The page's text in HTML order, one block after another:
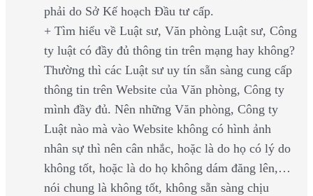
phải do Sở Kế hoạch Đầu tư cấp.
+ Tìm hiểu về Luật sư, Văn phòng Luật sư, Công
ty luật có đầy đủ thông tin trên mạng hay không?
Thường thì các Luật sư uy tín sẵn sàng cung cấp
thông tin trên Website của Văn phòng, Công ty
mình đầy đủ. Nên những Văn phòng, Công ty
Luật nào mà vào Website không có hình ảnh
nhân sự thì nên cân nhắc, hoặc là do họ có lý do
không tốt, hoặc là do họ không dám đăng lên,…
nói chung là không tốt, không sẵn sàng chịu